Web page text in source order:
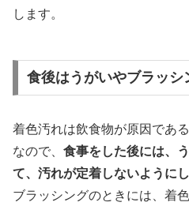
します。
食後はうがいやブラッシ
着色汚れは飲食物が原因であ
なので、 食事をした後には、
て、汚れが定着しないようにし
ブラッシングのときには、着